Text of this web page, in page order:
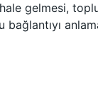
gelmesi,